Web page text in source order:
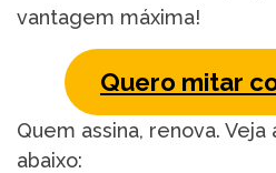
vantagem máxima!
Quero mitar
Quem assina, renova.
abaixo: